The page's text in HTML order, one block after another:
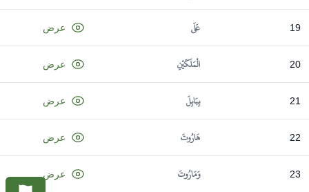
19 عَلَى عرض
20 الْمَلَكَيْنِ عرض
21 بِبَابِلَ عرض
22 هَارُوتَ عرض
23 وَمَارُوتَ عرض